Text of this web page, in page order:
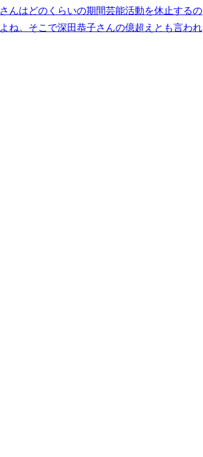
んはどのくらいの期間芸能活動を休止するの
ね。そこで深田恭子さんの億超えとも言われ